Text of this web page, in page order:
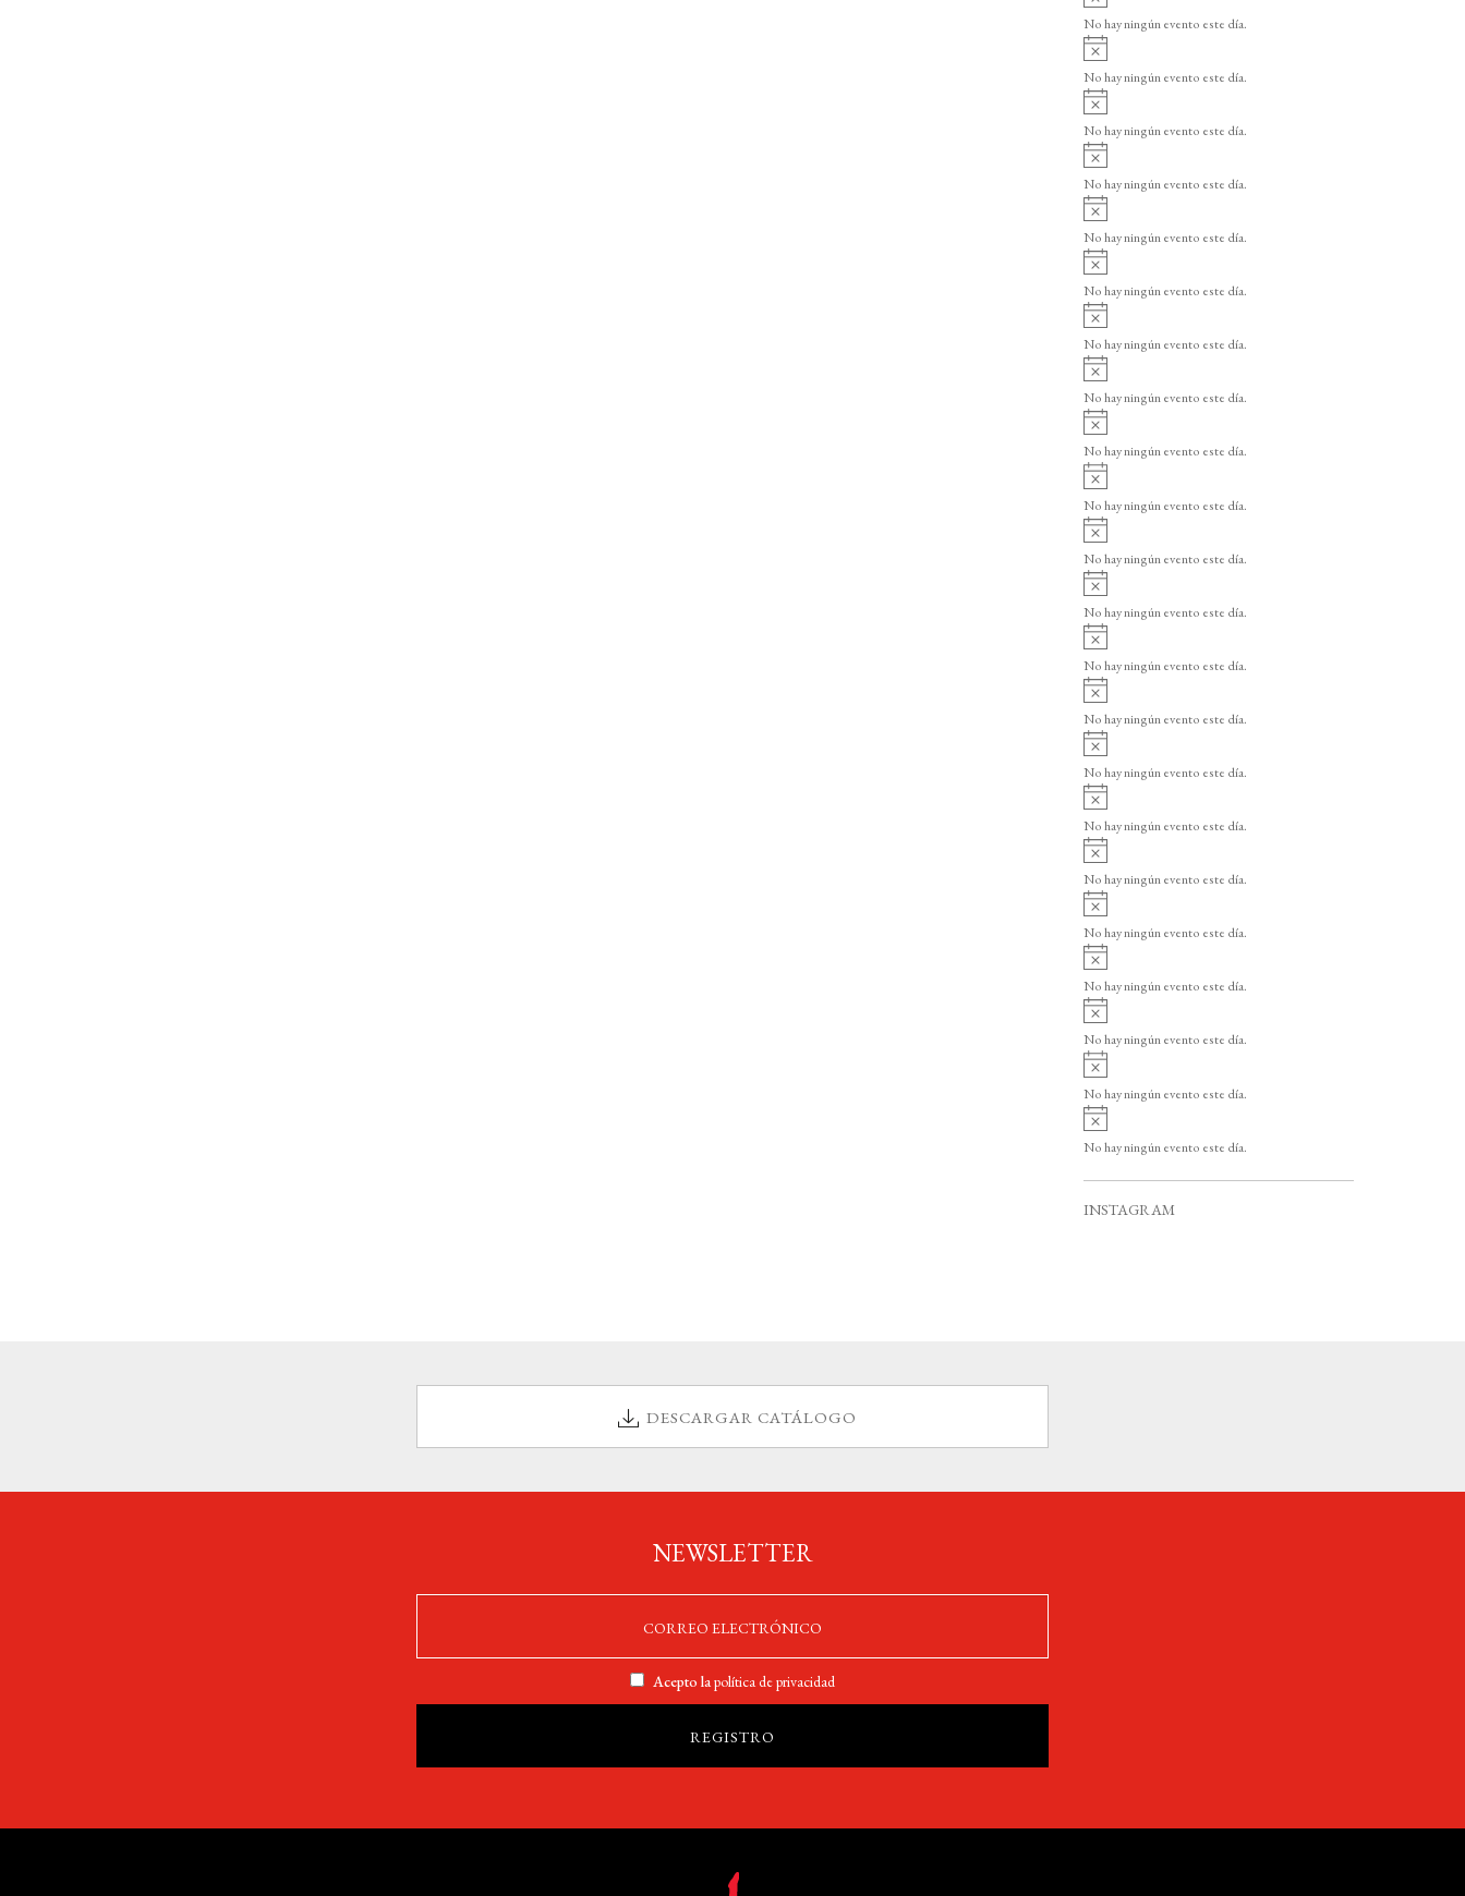
o
v
i
o
No hay ningún evento este día.
v
i
o
No hay ningún evento este día.
v
i
o
No hay ningún evento este día.
v
i
o
No hay ningún evento este día.
v
i
o
No hay ningún evento este día.
v
i
o
No hay ningún evento este día.
v
i
o
No hay ningún evento este día.
v
i
o
No hay ningún evento este día.
v
i
o
No hay ningún evento este día.
A
v
i
o
No hay ningún evento este día.
A
v
i
o
No hay ningún evento este día.
A
v
i
o
No hay ningún evento este día.
v
i
o
No hay ningún evento este día.
v
i
o
No hay ningún evento este día.
v
i
o
No hay ningún evento este día.
v
i
o
No hay ningún evento este día.
v
i
o
No hay ningún evento este día.
v
i
o
No hay ningún evento este día.
v
i
o
No hay ningún evento este día.
v
i
o
No hay ningún evento este día.
A
v
i
o
No hay ningún evento este día.
A
v
i
No hay ningún evento este día.
INSTAGRAM
DESCARGAR CATÁLOGO
NEWSLETTER
Acepto lapolítica de privacidad